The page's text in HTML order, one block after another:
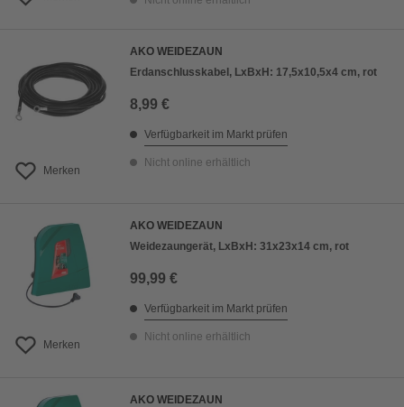
Merken
AKO WEIDEZAUN
Erdanschlusskabel, LxBxH: 17,5x10,5x4 cm, rot
8,99 €
Verfügbarkeit im Markt prüfen
Nicht online erhältlich
Merken
AKO WEIDEZAUN
Weidezaungerät, LxBxH: 31x23x14 cm, rot
99,99 €
Verfügbarkeit im Markt prüfen
Nicht online erhältlich
AKO WEIDEZAUN